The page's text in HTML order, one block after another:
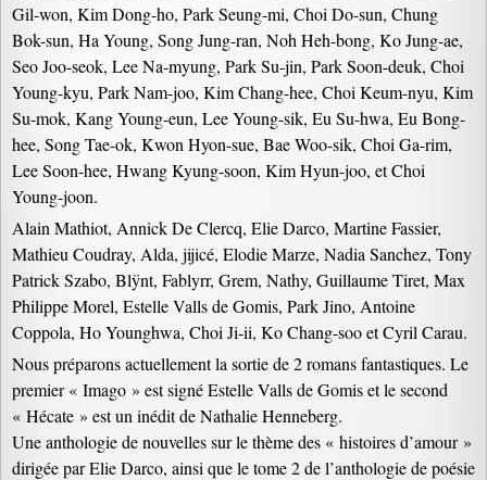
Gil-won, Kim Dong-ho, Park Seung-mi, Choi Do-sun, Chung
Bok-sun, Ha Young, Song Jung-ran, Noh Heh-bong, Ko Jung-ae,
Seo Joo-seok, Lee Na-myung, Park Su-jin, Park Soon-deuk, Choi
Young-kyu, Park Nam-joo, Kim Chang-hee, Choi Keum-nyu, Kim
Su-mok, Kang Young-eun, Lee Young-sik, Eu Su-hwa, Eu Bong-
hee, Song Tae-ok, Kwon Hyon-sue, Bae Woo-sik, Choi Ga-rim,
Lee Soon-hee, Hwang Kyung-soon, Kim Hyun-joo, et Choi
Young-joon.
Alain Mathiot, Annick De Clercq, Elie Darco, Martine Fassier,
Mathieu Coudray, Alda, jijicé, Elodie Marze, Nadia Sanchez, Tony
Patrick Szabo, Blÿnt, Fablyrr, Grem, Nathy, Guillaume Tiret, Max
Philippe Morel, Estelle Valls de Gomis, Park Jino, Antoine
Coppola, Ho Younghwa, Choi Ji-ii, Ko Chang-soo et Cyril Carau.
Nous préparons actuellement la sortie de 2 romans fantastiques. Le
premier « Imago » est signé Estelle Valls de Gomis et le second
« Hécate » est un inédit de Nathalie Henneberg.
Une anthologie de nouvelles sur le thème des « histoires d’amour »
dirigée par Elie Darco, ainsi que le tome 2 de l’anthologie de poésie